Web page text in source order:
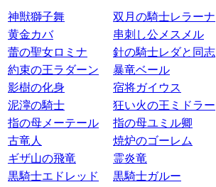
神獣獅子舞
双月の騎士レラーナ
黄金カバ
串刺し公メスメル
蕾の聖女ロミナ
針の騎士レダと同志
約束の王ラダーン
暴竜ベール
影樹の化身
宿将ガイウス
泥濘の騎士
狂い火の王ミドラー
指の母メーテール
指の母ユミル卿
古竜人
焼炉のゴーレム
ギザ山の飛竜
霊炎竜
黒騎士エドレッド
黒騎士ガルー